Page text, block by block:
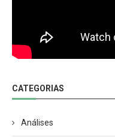
CATEGORIAS
Análises